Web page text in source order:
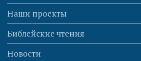
Наши проекты
Библейские чтения
Новости